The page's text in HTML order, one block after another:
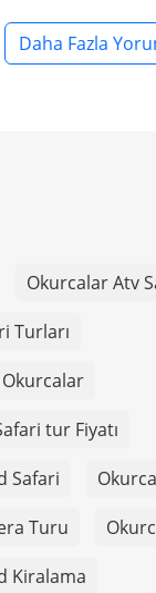
Daha Fazla
Okurcalar Atv
Turları
tur Fiyatı
Safari
Turu
Kiralama